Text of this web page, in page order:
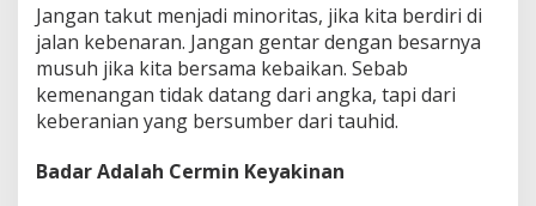
Jangan takut menjadi minoritas, jika kita berdiri di
jalan kebenaran. Jangan gentar dengan besarnya
musuh jika kita bersama kebaikan. Sebab
kemenangan tidak datang dari angka, tapi dari
keberanian yang bersumber dari tauhid.
Badar Adalah Cermin Keyakinan